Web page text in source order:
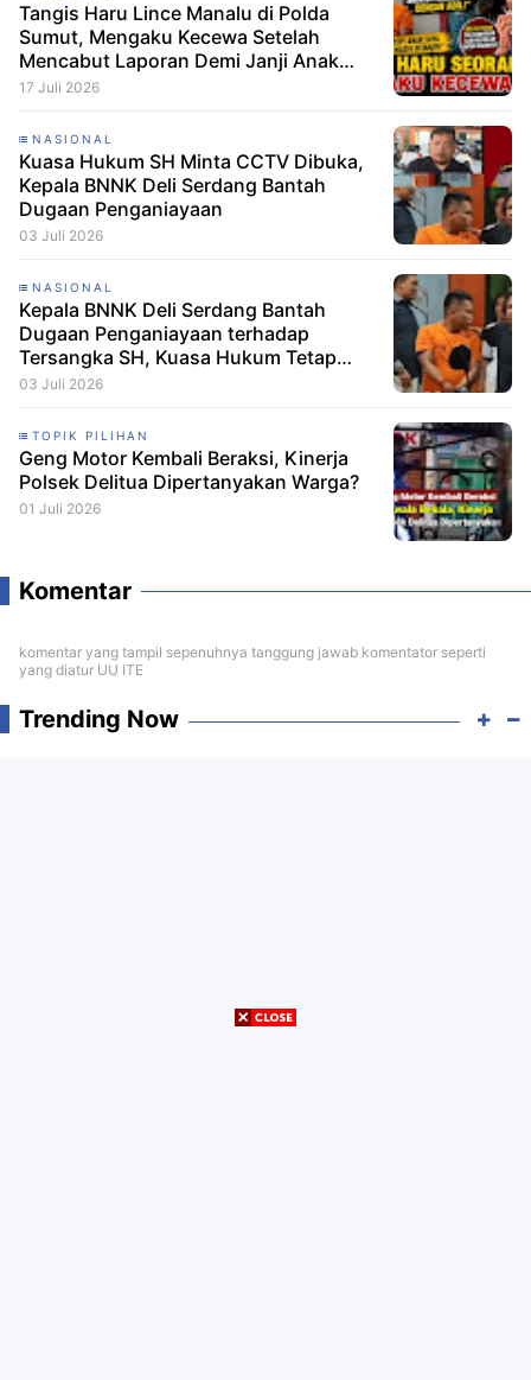
Tangis Haru Lince Manalu di Polda
Sumut, Mengaku Kecewa Setelah
Mencabut Laporan Demi Janji Anak
Dibebaskan
17 Juli 2026
NASIONAL
Kuasa Hukum SH Minta CCTV Dibuka,
Kepala BNNK Deli Serdang Bantah
Dugaan Penganiayaan
03 Juli 2026
NASIONAL
Kepala BNNK Deli Serdang Bantah
Dugaan Penganiayaan terhadap
Tersangka SH, Kuasa Hukum Tetap
Minta CCTV Dibuka
03 Juli 2026
TOPIK PILIHAN
Geng Motor Kembali Beraksi, Kinerja
Polsek Delitua Dipertanyakan Warga?
01 Juli 2026
Komentar
komentar yang tampil sepenuhnya tanggung jawab komentator seperti
yang diatur UU ITE
Trending Now